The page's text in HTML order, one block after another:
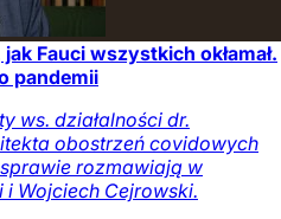
Fauci wszystkich okłamał.
pandemii
ws. działalności dr.
obostrzeń covidowych
rozmawiają w
i Wojciech Cejrowski.